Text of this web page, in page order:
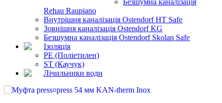
Rehau Raupiano
Внутрішня каналізація Ostendorf HT Safe
Зовнішня каналізація Ostendorf KG
Безшумна каналізація Ostendorf Skolan Safe
Ізоляція
PE (Поліетилен)
ST (Каучук)
Лічильники води